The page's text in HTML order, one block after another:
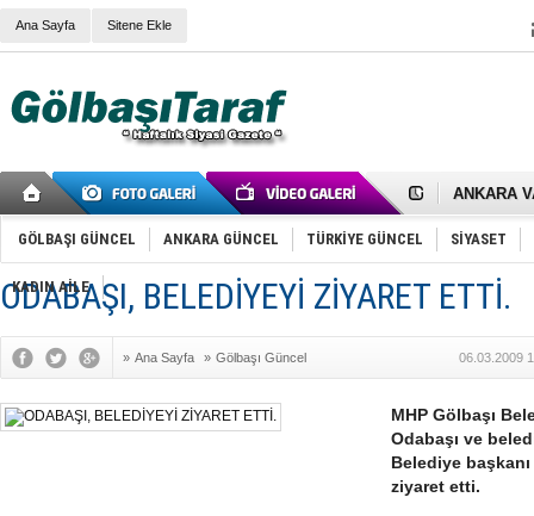
Ana Sayfa Sitene Ekle
Cemal
Samet
FAİZ
OLİMPİK
SÖZ
SPOR
Gölbaşı
İNCEK
GÖLBAŞI GÜNCEL ANKARA GÜNCEL TÜRKİYE GÜNCEL SİYASET
KADIN AİLE
ODABAŞI, BELEDİYEYİ ZİYARET ETTİ.
» Ana Sayfa » Gölbaşı Güncel 06.03.2009
MHP Gölbaşı
Odabaşı ve
Belediye başkanı
ziyaret etti.